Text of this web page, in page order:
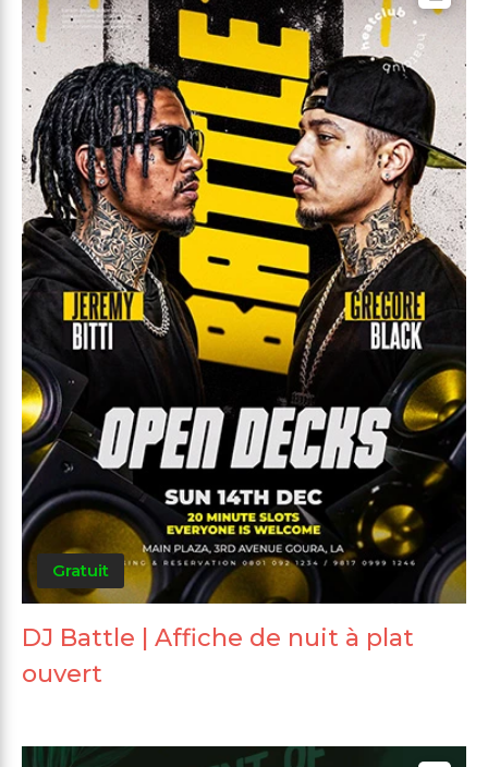
Gratuit
DJ Battle | Affiche de nuit à plat
ouvert